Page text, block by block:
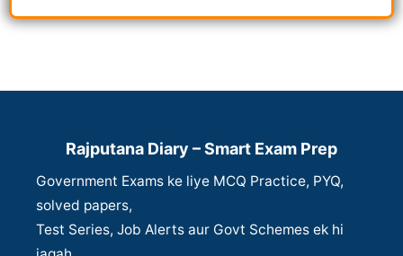
Rajputana Diary – Smart Exam Prep
Government Exams ke liye MCQ Practice, PYQ,
solved papers,
Test Series, Job Alerts aur Govt Schemes ek hi